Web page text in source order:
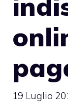
19 Luglio